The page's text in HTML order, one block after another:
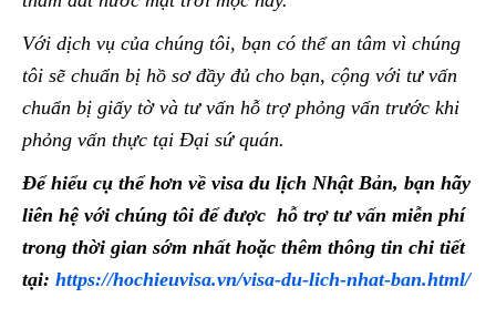
Với dịch vụ của chúng tôi, bạn có thể an tâm vì chúng
tôi sẽ chuẩn bị hồ sơ đầy đủ cho bạn, cộng với tư vấn
chuẩn bị giấy tờ và tư vấn hỗ trợ phỏng vấn trước khi
phỏng vấn thực tại Đại sứ quán.
Để hiểu cụ thể hơn về visa du lịch Nhật Bản, bạn hãy
liên hệ với chúng tôi để được hỗ trợ tư vấn miễn phí
trong thời gian sớm nhất hoặc thêm thông tin chi tiết
tại: https://hochieuvisa.vn/visa-du-lich-nhat-ban.html/